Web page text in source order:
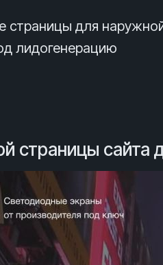
для
лидогенерацию
страницы сайта